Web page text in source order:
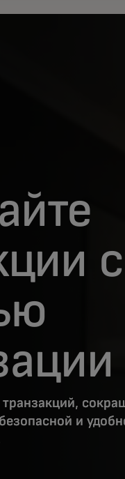
с
транзакций,
и